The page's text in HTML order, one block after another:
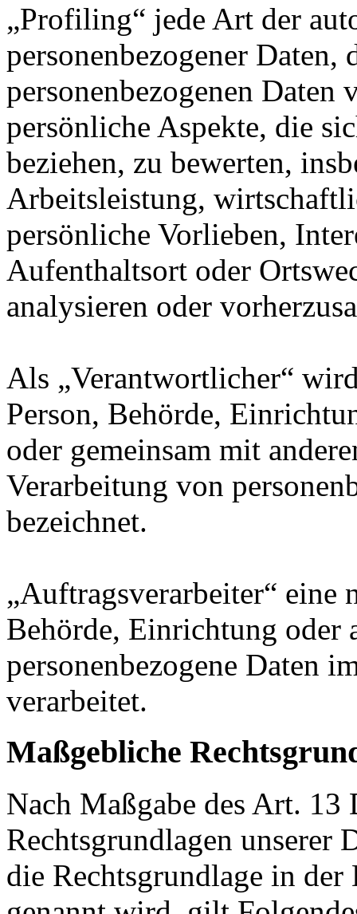
„Profiling“ jede Art der
personenbezogener Daten,
personenbezogenen Daten
persönliche Aspekte, die
beziehen, zu bewerten,
Arbeitsleistung,
persönliche Vorlieben,
Aufenthaltsort oder
analysieren oder
Als „Verantwortlicher“
Person, Behörde,
oder gemeinsam mit
Verarbeitung von
bezeichnet.
„Auftragsverarbeiter“ eine
Behörde, Einrichtung oder
personenbezogene Daten
verarbeitet.
Maßgebliche
Nach Maßgabe des Art.
Rechtsgrundlagen unserer
die Rechtsgrundlage in